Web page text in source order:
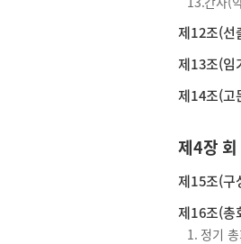
제12조(선
제13조(임
제14조(고
제4장 회
제15조(구
제16조(총
1. 정기